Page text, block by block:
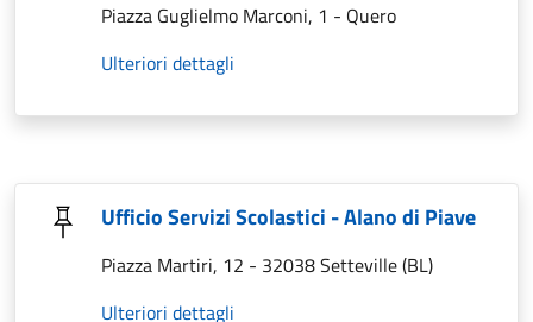
Piazza Guglielmo Marconi, 1 - Quero
Ulteriori dettagli
Ufficio Servizi Scolastici - Alano di Piave
Piazza Martiri, 12 - 32038 Setteville (BL)
Ulteriori dettagli